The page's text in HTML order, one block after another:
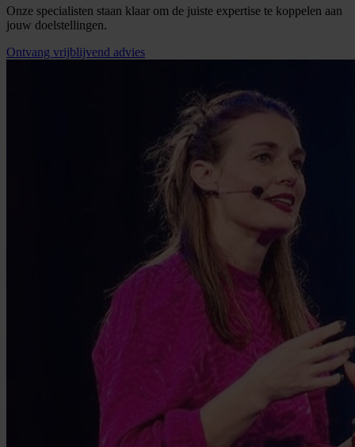
Onze specialisten staan klaar om de juiste expertise te koppelen aan
jouw doelstellingen.
Ontvang vrijblijvend advies